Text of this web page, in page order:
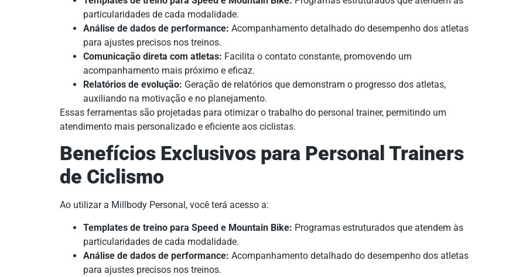
particularidades de cada modalidade.
Análise de dados de performance: Acompanhamento detalhado do desempenho dos atletas
para ajustes precisos nos treinos.
Comunicação direta com atletas: Facilita o contato constante, promovendo um
acompanhamento mais próximo e eficaz.
Relatórios de evolução: Geração de relatórios que demonstram o progresso dos atletas,
auxiliando na motivação e no planejamento.
Essas ferramentas são projetadas para otimizar o trabalho do personal trainer, permitindo um
atendimento mais personalizado e eficiente aos ciclistas.
Benefícios Exclusivos para Personal Trainers
de Ciclismo
Ao utilizar a Millbody Personal, você terá acesso a:
Templates de treino para Speed e Mountain Bike: Programas estruturados que atendem às
particularidades de cada modalidade.
Análise de dados de performance: Acompanhamento detalhado do desempenho dos atletas
para ajustes precisos nos treinos.